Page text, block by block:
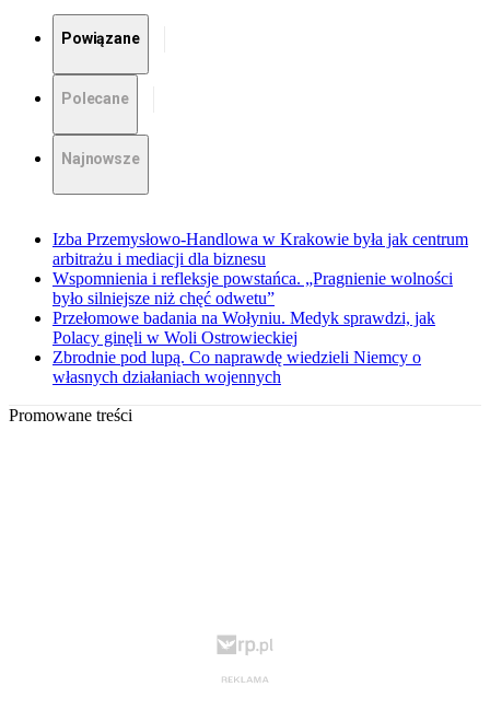
Powiązane
Polecane
Najnowsze
Izba Przemysłowo-Handlowa w Krakowie była jak centrum
arbitrażu i mediacji dla biznesu
Wspomnienia i refleksje powstańca. „Pragnienie wolności
było silniejsze niż chęć odwetu”
Przełomowe badania na Wołyniu. Medyk sprawdzi, jak
Polacy ginęli w Woli Ostrowieckiej
Zbrodnie pod lupą. Co naprawdę wiedzieli Niemcy o
własnych działaniach wojennych
Promowane treści